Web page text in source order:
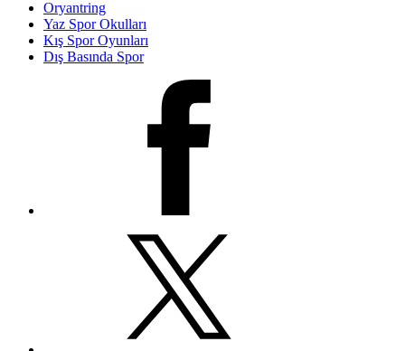
Oryantring
Yaz Spor Okulları
Kış Spor Oyunları
Dış Basında Spor